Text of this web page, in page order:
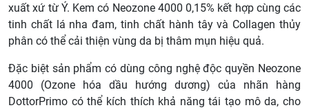
xuất xứ từ Ý. Kem có Neozone 4000 0,15% kết hợp cùng các
tinh chất lá nha đam, tinh chất hành tây và Collagen thủy
phân có thể cải thiện vùng da bị thâm mụn hiệu quả.
Đặc biệt sản phẩm có dùng công nghệ độc quyền Neozone
4000 (Ozone hóa dầu hướng dương) của nhãn hàng
DottorPrimo có thể kích thích khả năng tái tạo mô da, cho